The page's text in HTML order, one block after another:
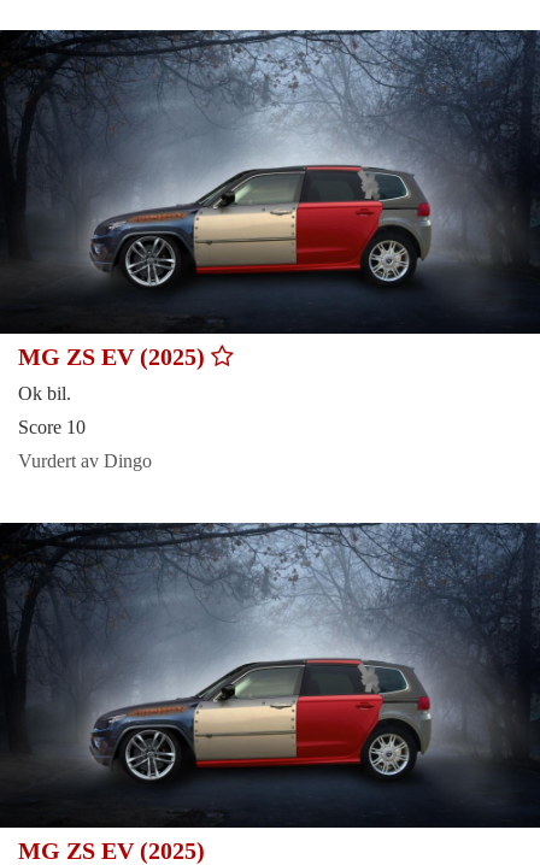
MG ZS EV (2025)
Ok bil.
Score 10
Vurdert av Dingo
MG ZS EV (2025)